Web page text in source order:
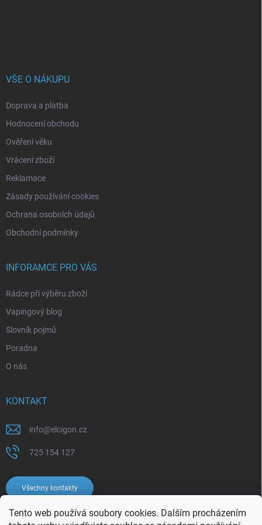
Tento web používá soubory cookies. Dalším procházením
VŠE O NÁKUPU
Doprava a platba
Hodnocení obchodu
Ověření věku
Vrácení zboží
Reklamace
Zásady používání cookies
Ochrana osobních údajů
Obchodní podmínky
INFORAMCE PRO VÁS
Rádce při výběru zboží
Vapingový blog
Slovník pojmů
Poradna
O nás
KONTAKT
info@elcigon.cz
725 154 127
Všechny kontakty